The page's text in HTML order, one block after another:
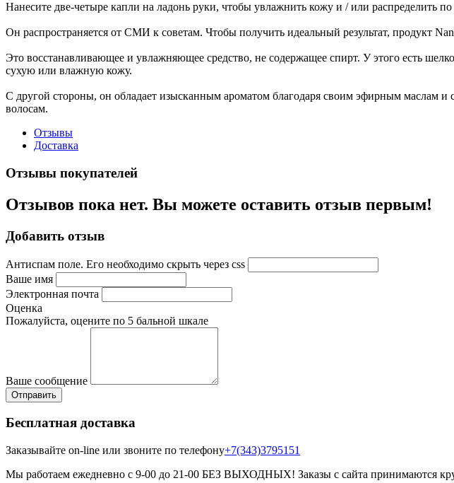
Нанесите две-четыре капли на ладонь руки, чтобы увлажнить кожу и / или распределить
Он распространяется от СМИ к советам. Чтобы получить идеальный результат, продукт
Это восстанавливающее и увлажняющее средство, не содержащее спирт. У этого есть
сухую или влажную кожу.
С другой стороны, он обладает изысканным ароматом благодаря своим эфирным маслам и
волосам.
Отзывы
Доставка
Отзывы покупателей
Отзывов пока нет. Вы можете оставить отзыв первым!
Добавить отзыв
Антиспам поле. Его необходимо скрыть через css
Ваше имя
Электронная почта
Оценка
Пожалуйста, оцените по 5 бальной шкале
Ваше сообщение
Бесплатная доставка
Заказывайте on-line или звоните по телефону+7(343)3795151
Мы работаем ежедневно с 9-00 до 21-00 БЕЗ ВЫХОДНЫХ! Заказы с сайта принимаются